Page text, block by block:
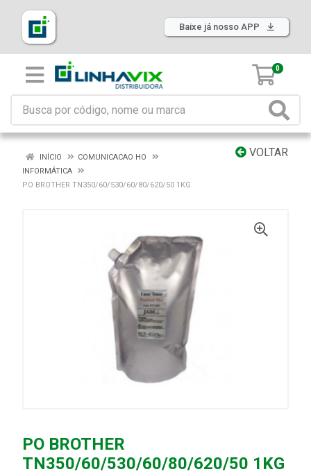
Baixe já nosso APP
0
VOLTAR
INÍCIO
COMUNICACAO HO
INFORMÁTICA
PO BROTHER TN350/60/530/60/80/620/50 1KG
PO BROTHER
TN350/60/530/60/80/620/50 1KG